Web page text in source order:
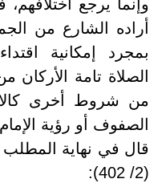
وإنما يرجع
أراده الشارع من
بمجرد إمكانية
الصلاة تامة الأركان
من شروط أخرى
الصفوف أو رؤية
قال في نهاية
(2/ 402):